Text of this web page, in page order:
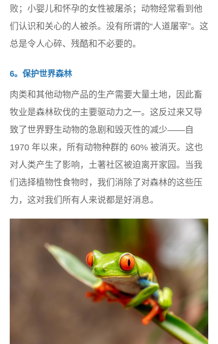
败；小婴儿和怀孕的女性被屠杀；动物经常看到他
们认识和关心的人被杀。没有所谓的“人道屠宰”。这
总是令人心碎、残酷和不必要的。
6。保护世界森林
肉类和其他动物产品的生产需要大量土地，因此畜
牧业是森林砍伐的主要驱动力之一。这反过来又导
致了世界野生动物的急剧和毁灭性的减少——自
1970 年以来，所有动物种群的 60% 被消灭。这也
对人类产生了影响，土著社区被迫离开家园。当我
们选择植物性食物时，我们消除了对森林的这些压
力，这对我们所有人来说都是好消息。